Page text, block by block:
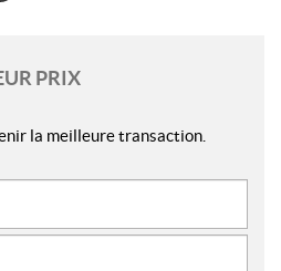
PRIX
la meilleure transaction.